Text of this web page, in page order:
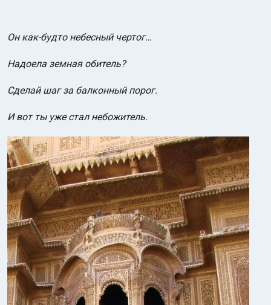
Он как-будто небесный чертог…
Надоела земная обитель?
Сделай шаг за балконный порог.
И вот ты уже стал небожитель.